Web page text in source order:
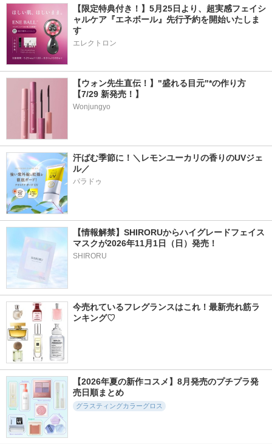
【限定特典付き！】5月25日より、超実感フェイシ
ャルケア『エネボール』先行予約を開始いたしま
す
エレクトロン
【ウォン先生直伝！】"盛れる目元"*の作り方
【7/29 新発売！】
Wonjungyo
汗ばむ季節に！＼レモンユーカリの香りのUVジェ
ル／
パラドゥ
【情報解禁】SHIRORUからハイグレードフェイス
マスクが2026年11月1日（日）発売！
SHIRORU
今売れているフレグランスはこれ！最新売れ筋ラ
ンキング♡
【2026年夏の新作コスメ】8月発売のプチプラ発
売日順まとめ
グラスティングカラーグロス